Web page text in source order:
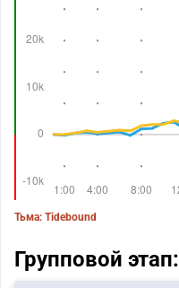
Тьма: Tidebound
Групповой этап: